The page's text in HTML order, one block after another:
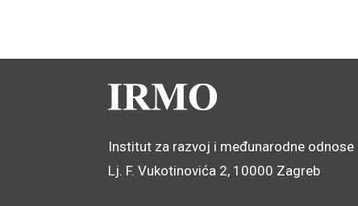
Institut za razvoj i međunarodne odnose
Lj. F. Vukotinovića 2, 10000 Zagreb